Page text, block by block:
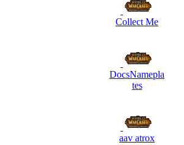
Collect Me
DocsNamepla
tes
aav atrox